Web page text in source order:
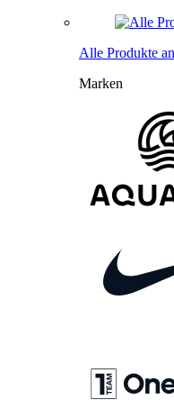
Alle Produkte
Marken